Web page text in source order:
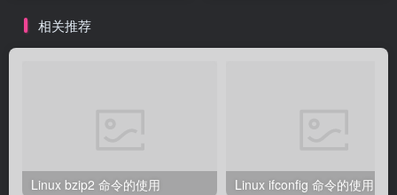
相关推荐
Linux bzip2 命令的使用 Linux ifconfig 命令的使用